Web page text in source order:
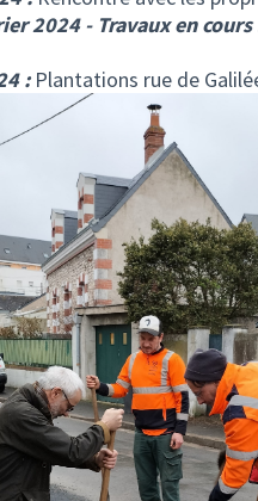
2024 - Travaux en cours
:Plantations rue de